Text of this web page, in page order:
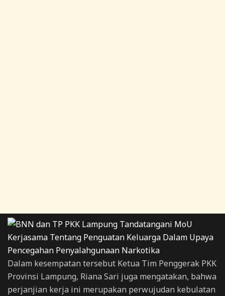
Dalam kesempatan tersebut Ketua Tim Penggerak PKK
Provinsi Lampung, Riana Sari juga mengatakan, bahwa
perjanjian kerja ini merupakan perwujudan kebulatan